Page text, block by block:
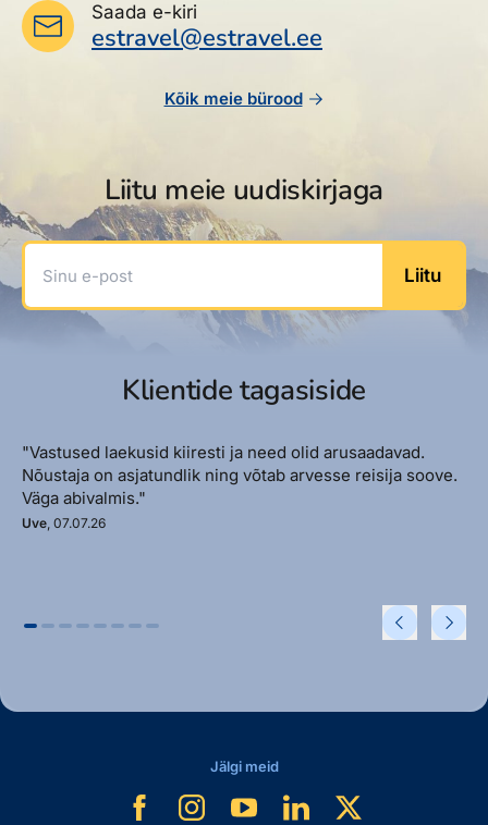
Saada e-kiri
estravel@estravel.ee
Kõik meie bürood
Liitu meie uudiskirjaga
Sinu e-post
Liitu
Klientide tagasiside
"Vastused laekusid kiiresti ja need olid arusaadavad.
Nõustaja on asjatundlik ning võtab arvesse reisija soove.
Väga abivalmis."
Uve, 07.07.26
Jälgi meid